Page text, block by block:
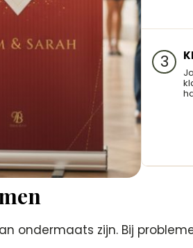
3
ondermaats zijn. Bij